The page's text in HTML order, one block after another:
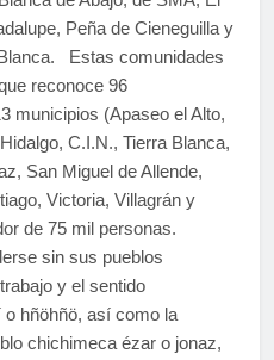
Peña de Cieneguilla y
Estas comunidades
reconoce 96
municipios (Apaseo el Alto,
C.I.N., Tierra Blanca,
San Miguel de Allende,
Victoria, Villagrán y
de 75 mil personas.
sin sus pueblos
y el sentido
hñöhñö, así como la
chichimeca ézar o jonaz,